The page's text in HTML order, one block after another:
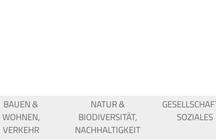
BAUEN &
WOHNEN,
VERKEHR
NATUR &
BIODIVERSITÄT,
NACHHALTIGKEIT
SOZIALES